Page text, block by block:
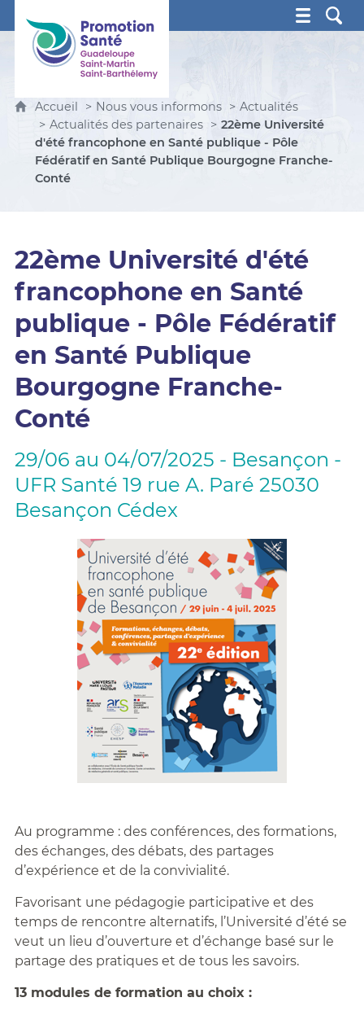
Promotion Santé Guadeloupe, Saint-Martin, Saint
Accueil Nous vous informons
Actualités
Actualités des partenaires
22ème Université
d'été francophone en Santé publique - Pôle
Fédératif en Santé Publique Bourgogne Franche-
Conté
22ème Université d'été
francophone en Santé
publique - Pôle Fédératif
en Santé Publique
Bourgogne Franche-
Conté
29/06 au 04/07/2025 - Besançon -
UFR Santé 19 rue A. Paré 25030
Besançon Cédex
Au programme : des conférences, des formations,
des échanges, des débats, des partages
d’expérience et de la convivialité.
Favorisant une pédagogie participative et des
temps de rencontre alternatifs, l’Université d’été se
veut un lieu d’ouverture et d’échange basé sur le
partage des pratiques et de tous les savoirs.
13 modules de formation au choix :